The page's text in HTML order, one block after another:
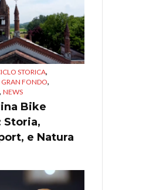
STORICA,
GRAN FONDO,
, NEWS
Bike
Storia,
e Natura